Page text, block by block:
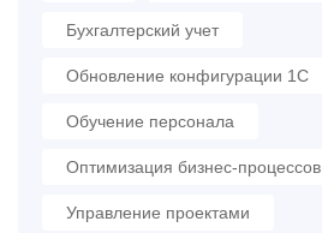
Бухгалтерский учет
Обновление конфигурации 1С
Обучение персонала
Оптимизация бизнес-процессов
Управление проектами